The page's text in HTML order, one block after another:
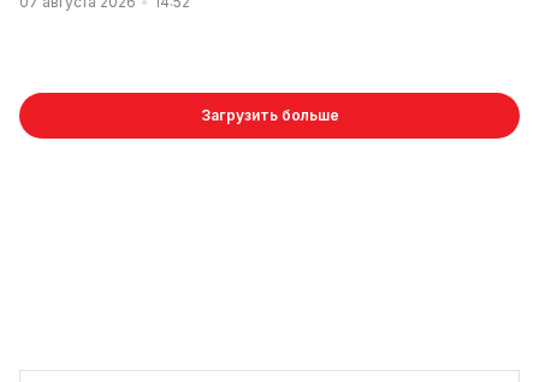
Загрузить больше